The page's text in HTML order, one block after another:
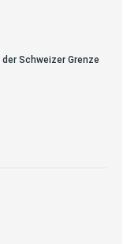
Schweizer Grenze